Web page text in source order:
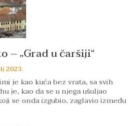
– „Grad u čaršiji“
2023.
je kao kuća bez vrata, sa svih
je, kao da se u njega ušuljao
se onda izgubio, zaglavio između